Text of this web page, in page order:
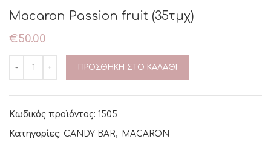
Macaron Passion fruit (35τμχ)
€50.00
ΠΡΟΣΘΉΚΗ ΣΤΟ ΚΑΛΆΘΙ
Κωδικός προϊόντος: 1505
Κατηγορίες: CANDY BAR, MACARON